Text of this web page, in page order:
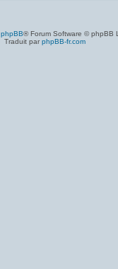
phpBB® Forum Software © phpBB
Traduit par phpBB-fr.com